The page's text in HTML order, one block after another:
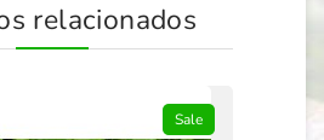
relacionados
Sale